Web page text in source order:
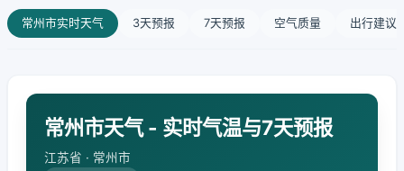
常州市实时天气 3天预报 7天预报 空气质量 出行建议
常州市天气 - 实时气温与7天预报
江苏省 · 常州市